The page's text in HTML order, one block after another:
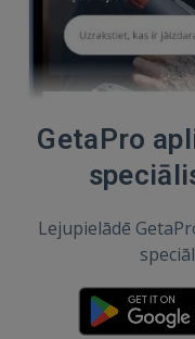
GetaPro
Lejupielādē